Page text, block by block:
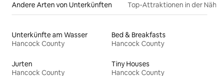
Andere Arten von Unterkünften Top-Attraktionen in der
Unterkünfte am Wasser
Hancock County
Bed & Breakfasts
Hancock County
Jurten
Hancock County
Tiny Houses
Hancock County